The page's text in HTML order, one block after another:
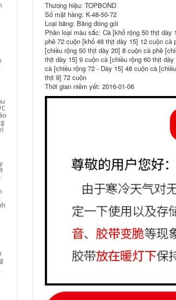
198,000
471 Băng cảnh báo
màu vàng PVC màu
vàng Zebra
Crossing Cảnh báo
dán sàn Sàn logo
Băng tuyến tính
màu cuộn băng rào
cảnh báo
302,000
471 Băng cảnh báo
PVC Huanghuo
Cảnh sát Hiển thị
băng Đen Ngựa vằn
Nhãn Sàn Sàn Băng
Màu Băng Scribe
308,000
Băng cảnh báo màu
vàng PVC Zebra
Dây cảnh báo cách
sàn Sàn băng Màu
5S Định vị Scribe
trắng đỏ
có
10
Thương hiệu: TOPBOND
Số mặt hàng: K-48-50-72
Loại băng: Băng đóng gói
Phân loại màu sắc: Cà [khổ rộng 50 thịt
phê 72 cuộn [khổ 48 thịt dày 15] 12 cuộn
[chiều rộng 50 thịt dày 20] 8 cuộn cà phê
thịt dày 15] 9 cuộn cà [chiều rộng 60 thịt
cà [chiều rộng 72 - Dày 15] 48 cuộn cà
thịt 9] 72 cuộn
Thời gian niêm yết: 2016-01-06